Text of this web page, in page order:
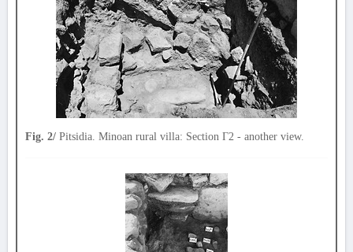
Fig. 2/ Pitsidia. Minoan rural villa: Section Γ2 - another view.